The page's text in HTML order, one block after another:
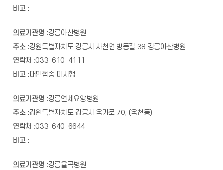
강릉아산병원
강원특별자치도 강릉시 사천면 방동길 38 강릉아산병원
033-610-4111
대민접종 미시행
강릉연세요양병원
강원특별자치도 강릉시 옥가로 70, (옥천동)
033-640-6644
강릉율곡병원